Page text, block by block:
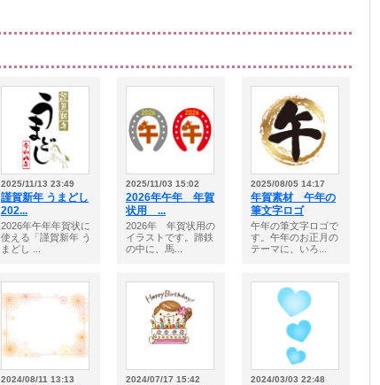
2025/11/13 23:49
謹賀新年 うまどし
202...
2026年午年年賀状に
使える「謹賀新年 う
まどし ...
2025/11/03 15:02
2026年午年 年賀
状用 ...
2026年 年賀状用の
イラストです。蹄鉄
の中に、馬...
2025/08/05 14:17
年賀素材 午年の
筆文字ロゴ
午年の筆文字ロゴで
す。午年のお正月の
テーマに、いろ...
2024/08/11 13:13 2024/07/17 15:42 2024/03/03 22:48